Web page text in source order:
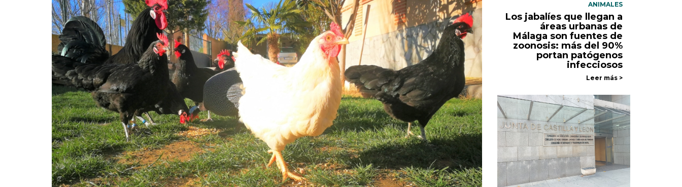
ANIMALES
Los jabalíes que llegan a
áreas urbanas de
Málaga son fuentes de
zoonosis: más del 90%
portan patógenos
infecciosos
Leer más >